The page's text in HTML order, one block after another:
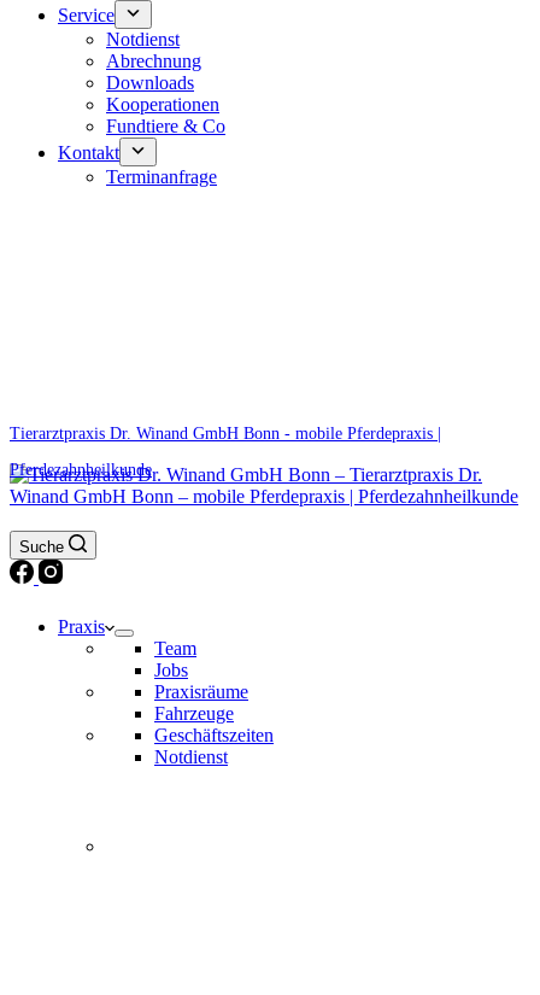
Service
Notdienst
Abrechnung
Downloads
Kooperationen
Fundtiere & Co
Kontakt
Terminanfrage
Tierarztpraxis Dr. Winand GmbH Bonn - mobile Pferdepraxis |
Pferdezahnheilkunde
Suche
Praxis
Team
Jobs
Praxisräume
Fahrzeuge
Geschäftszeiten
Notdienst